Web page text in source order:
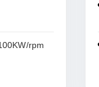
rpm